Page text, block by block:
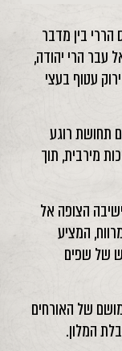
הררי בין מדבר
עבר הרי יהודה,
עטוף בעצי
תחושת רוגע
מירבית, תוך
הצופה אל
המציע
של שפים
של האורחים
המלון.